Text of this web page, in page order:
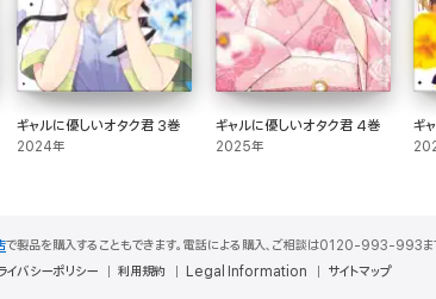
ギャルに優しいオタク君 3巻
2024年
ギャルに優しいオタク君 4巻
2025年
ギ
で製品を購入することもできます。電話による購入、ご相談は0120-
イバシーポリシー 利用規約 Legal Information サイトマップ